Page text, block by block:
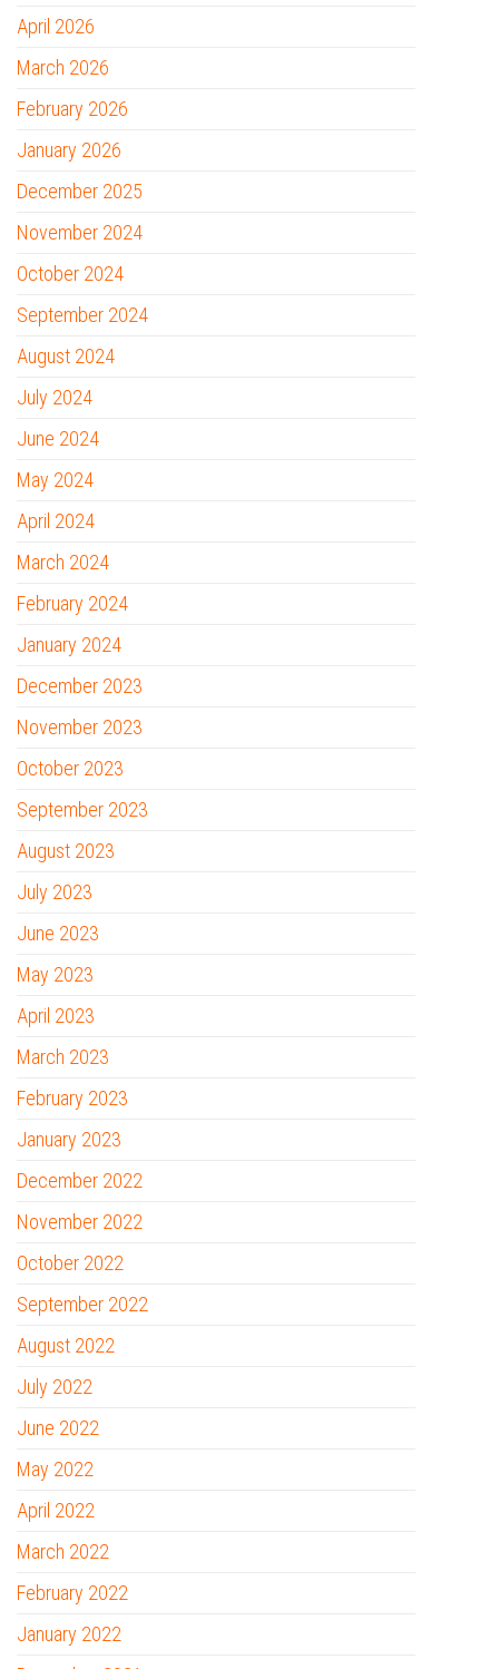
April 2026
March 2026
February 2026
January 2026
December 2025
November 2024
October 2024
September 2024
August 2024
July 2024
June 2024
May 2024
April 2024
March 2024
February 2024
January 2024
December 2023
November 2023
October 2023
September 2023
August 2023
July 2023
June 2023
May 2023
April 2023
March 2023
February 2023
January 2023
December 2022
November 2022
October 2022
September 2022
August 2022
July 2022
June 2022
May 2022
April 2022
March 2022
February 2022
January 2022